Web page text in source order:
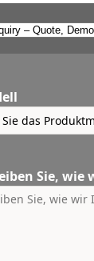
Sie,